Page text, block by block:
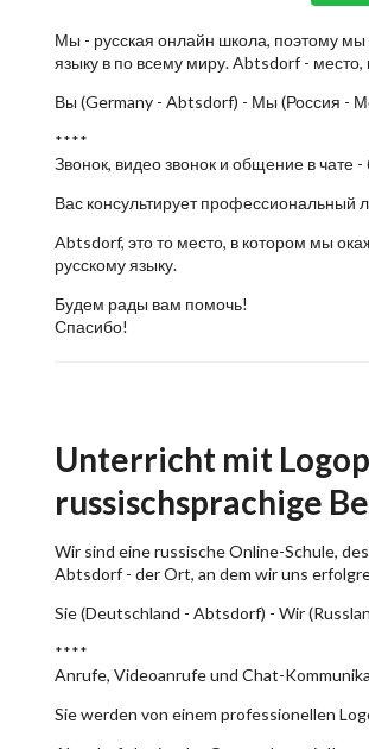
Мы - русская онлайн школа, поэтому мы
языку в по всему миру. Abtsdorf -
Вы (Germany - Abtsdorf) - Мы (Россия -
****
Звонок, видео звонок и общение в чате
Вас консультирует профессиональный
Abtsdorf, это то место, в котором мы
русскому языку.
Будем рады вам помочь!
Спасибо!
Unterricht mit
russischsprachige
Wir sind eine russische Online-Schule,
Abtsdorf - der Ort, an dem wir uns
Sie (Deutschland - Abtsdorf) - Wir
****
Anrufe, Videoanrufe und Chat-
Sie werden von einem professionellen